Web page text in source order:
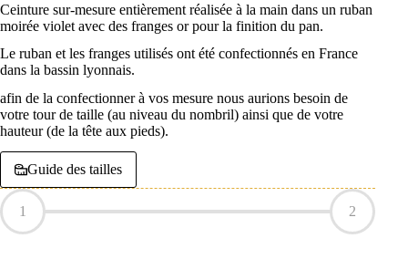
Ceinture sur-mesure entièrement réalisée à la main dans un ruban
moirée violet avec des franges or pour la finition du pan.
Le ruban et les franges utilisés ont été confectionnés en France
dans la bassin lyonnais.
afin de la confectionner à vos mesure nous aurions besoin de
votre tour de taille (au niveau du nombril) ainsi que de votre
hauteur (de la tête aux pieds).
Guide des tailles
1 2